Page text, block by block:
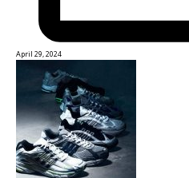
April 29, 2024